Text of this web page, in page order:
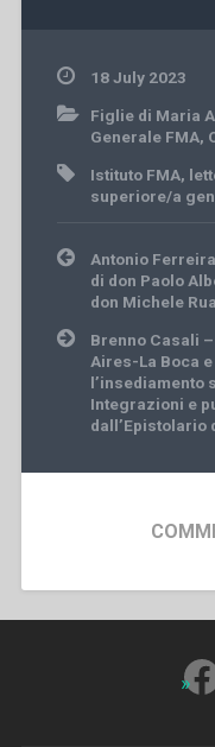
18 July 2023
Figlie di Maria
Generale FMA,
Istituto FMA,
superiore/a
Post
navigation
Antonio
di don Paolo
don Michele Rua
Brenno Casali
Aires-La Boca
l’insediamento
Integrazioni e
dall’Epistolario